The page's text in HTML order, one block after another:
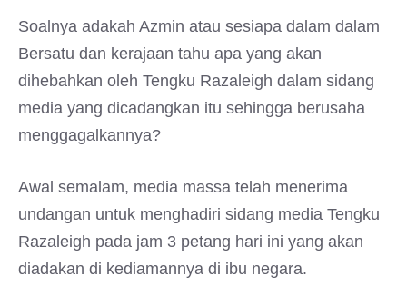
Soalnya adakah Azmin atau sesiapa dalam dalam
Bersatu dan kerajaan tahu apa yang akan
dihebahkan oleh Tengku Razaleigh dalam sidang
media yang dicadangkan itu sehingga berusaha
menggagalkannya?
Awal semalam, media massa telah menerima
undangan untuk menghadiri sidang media Tengku
Razaleigh pada jam 3 petang hari ini yang akan
diadakan di kediamannya di ibu negara.